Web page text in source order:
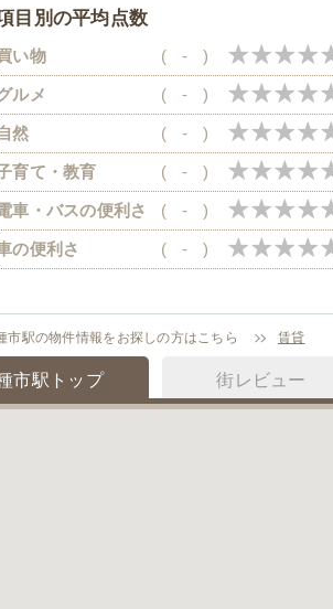
目別の平均点数
い物 ( - )
ルメ ( - )
然 ( - )
育て・教育 ( - )
車・バスの便利さ ( - )
の便利さ ( - )
市駅の物件情報をお探しの方はこちら 賃貸
市駅トップ 街レビュー